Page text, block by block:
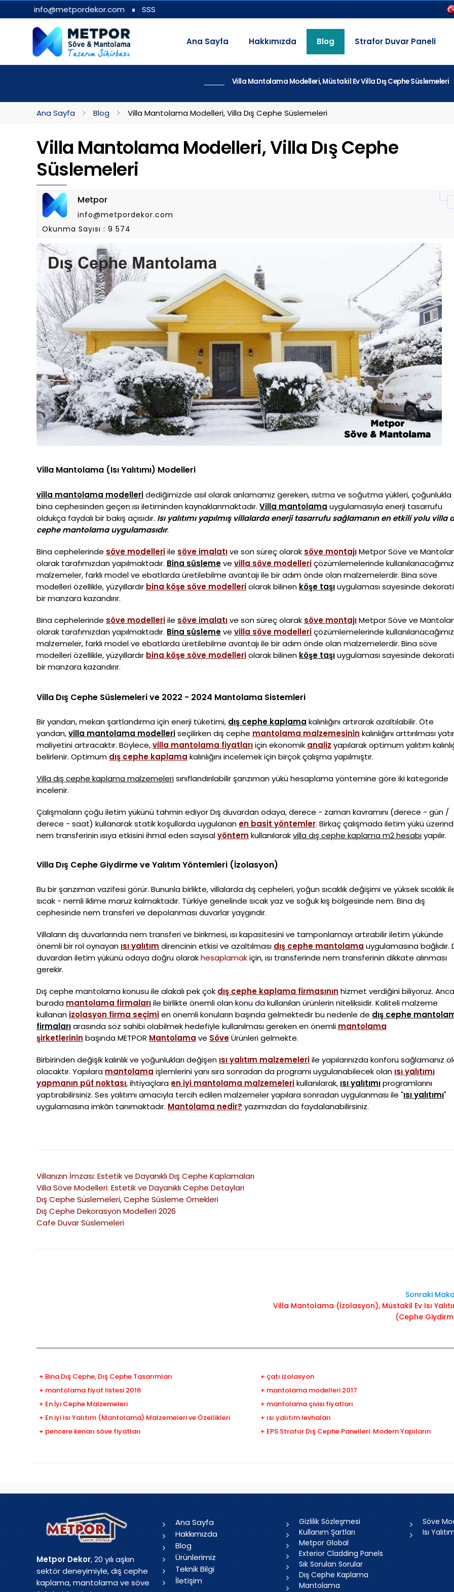
info@metpordekor.com SSS
Ana Sayfa Hakkımızda Blog Strafor Duvar Paneli
Villa Mantolama Modelleri, Müstakil Ev Villa Dış Cephe Süslemeleri
Ana Sayfa Blog Villa Mantolama Modelleri, Villa Dış Cephe Süslemeleri
Villa Mantolama Modelleri, Villa Dış Cephe
Süslemeleri
Metpor
info@metpordekor.com
Okunma Sayısı : 9 574
Villa Mantolama (Isı Yalıtımı) Modelleri
villa mantolama modelleridediğimizde asıl olarak anlamamız gereken, ısıtma ve soğutma yükleri, çoğunlukla
bina cephesinden geçen ısı iletiminden kaynaklanmaktadır. Villa mantolama uygulamasıyla enerji tasarrufu
oldukça faydalı bir bakış açısıdır. Isı yalıtımı yapılmış villalarda enerji tasarrufu sağlamanın en etkili yolu villa
cephe mantolama uygulamasıdır.
Bina cephelerinde söve modelleriile söve imalatıve son süreç olarak söve montajıMetpor Söve ve
olarak tarafımızdan yapılmaktadır. Bina süslemeve villa söve modelleriçözümlemelerinde kullanılanacağımız
malzemeler, farklı model ve ebatlarda üretilebilme avantajı ile bir adım önde olan malzemelerdir. Bina söve
modelleri özellikle, yüzyıllardır bina köşe söve modelleriolarak bilinen köşe taşıuygulaması sayesinde
bir manzara kazandırır.
Bina cephelerinde söve modelleriile söve imalatıve son süreç olarak söve montajıMetpor Söve ve
olarak tarafımızdan yapılmaktadır. Bina süslemeve villa söve modelleriçözümlemelerinde kullanılanacağımız
malzemeler, farklı model ve ebatlarda üretilebilme avantajı ile bir adım önde olan malzemelerdir. Bina söve
modelleri özellikle, yüzyıllardır bina köşe söve modelleriolarak bilinen köşe taşıuygulaması sayesinde
bir manzara kazandırır.
Villa Dış Cephe Süslemeleri ve 2022 - 2024 Mantolama Sistemleri
Bir yandan, mekan şartlandırma için enerji tüketimi, dış cephe kaplama kalınlığını artırarak azaltılabilir. Öte
yandan,villa mantolama modelleriseçilirken dış cephe mantolama malzemesinin kalınlığını arttırılması
maliyetini artıracaktır. Böylece,villa mantolama fiyatlarıiçin ekonomik analiz yapılarak optimum yalıtım
belirlenir. Optimum dış cephe kaplama kalınlığını incelemek için birçok çalışma yapılmıştır.
Villa dış cephe kaplama malzemelerisınıflandırılabilir şanzıman yükü hesaplama yöntemine göre iki kategoride
incelenir.
Çalışmaların çoğu iletim yükünü tahmin ediyor Dış duvardan odaya, derece - zaman kavramını (derece - gün /
derece - saat) kullanarak statik koşullarda uygulanan en basit yöntemler. Birkaç çalışmada iletim yükü
nem transferinin ısıya etkisini ihmal eden sayısalyöntem kullanılarakvilla dış cephe kaplama m2 hesabıyapılır.
Villa Dış Cephe Giydirme ve Yalıtım Yöntemleri (İzolasyon)
Bu bir şanzıman vazifesi görür. Bununla birlikte, villalarda dış cepheleri, yoğun sıcaklık değişimi ve yüksek sıcaklık
sıcak - nemli iklime maruz kalmaktadır. Türkiye genelinde sıcak yaz ve soğuk kış bölgesinde nem. Bina dış
cephesinde nem transferi ve depolanması duvarlar yaygındır.
Villaların dış duvarlarında nem transferi ve birikmesi, ısı kapasitesini ve tamponlamayı artırabilir iletim yükünde
önemli bir rol oynayan ısı yalıtım direncinin etkisi ve azaltılması dış cephe mantolama uygulamasına bağlıdır.
duvardan iletim yükünü odaya doğru olarakhesaplamakiçin, ısı transferinde nem transferinin dikkate alınması
gerekir.
Dış cephe mantolama konusu ile alakalı pek çok dış cephe kaplama firmasının hizmet verdiğini biliyoruz.
burada mantolama firmalarıile birlikte önemli olan konu da kullanılan ürünlerin niteliksidir. Kaliteli malzeme
kullanan izolasyon firma seçimien önemli konuların başında gelmektedir bu nedenle de dış cephe
firmalarıarasında söz sahibi olabilmek hedefiyle kullanılması gereken en önemli mantolama
şirketlerinin başında METPOR Mantolama ve SöveÜrünleri gelmekte.
Birbirinden değişik kalınlık ve yoğunlukları değişen ısı yalıtım malzemeleriile yapılarınızda konforu sağlamanız
olacaktır. Yapılara mantolama işlemlerini yanı sıra sonradan da programı uygulanabilecek olan ısı yalıtımı
yapmanın püf noktası, ihtiyaçlara en iyi mantolama malzemelerikullanılarak, ısı yalıtımıprogramlarını
yaptırabilirsiniz. Ses yalıtımı amacıyla tercih edilen malzemeler yapılara sonradan uygulanması ile "ısı yalıtımı"
uygulamasına imkân tanımaktadır. Mantolama nedir? yazımızdan da faydalanabilirsiniz.
Villanızın İmzası: Estetik ve Dayanıklı Dış Cephe Kaplamaları
Villa Söve Modelleri: Estetik ve Dayanıklı Cephe Detayları
Dış Cephe Süslemeleri, Cephe Süsleme Örnekleri
Dış Cephe Dekorasyon Modelleri 2026
Cafe Duvar Süslemeleri
Sonraki
Villa Mantolama (İzolasyon), Müstakil Ev Isı
(Cephe
+ Bina Dış Cephe, Dış Cephe Tasarımları
+ mantolama fiyat listesi 2016
+ En İyi Cephe Malzemeleri
+ En iyi Isı Yalıtım (Mantolama) Malzemeleri ve Özellikleri
+ pencere kenarı söve fiyatları
+ çatı izolasyon
+ mantolama modelleri 2017
+ mantolama çivisi fiyatları
+ ısı yalıtım levhaları
+ EPS Strafor Dış Cephe Panelleri: Modern Yapıların
Metpor Dekor, 20 yılı aşkın
sektör deneyimiyle, dış cephe
kaplama, mantolama ve söve
Ana Sayfa
Hakkımızda
Blog
Ürünlerimiz
Teknik Bilgi
İletişim
Gizlilik Sözleşmesi
Kullanım Şartları
Metpor Global
Exterior Cladding Panels
Sık Sorulan Sorular
Dış Cephe Kaplama
Mantolama
Söve
Isı